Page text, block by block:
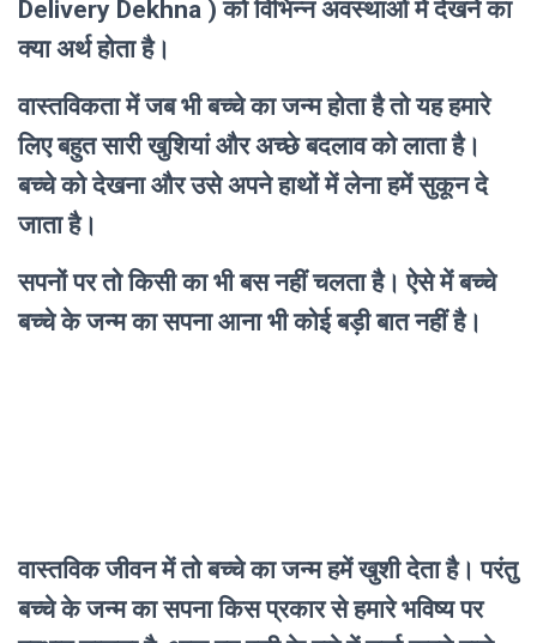
Delivery Dekhna ) को विभिन्न अवस्थाओं में देखने का
क्या अर्थ होता है।
वास्तविकता में जब भी बच्चे का जन्म होता है तो यह हमारे
लिए बहुत सारी खुशियां और अच्छे बदलाव को लाता है।
बच्चे को देखना और उसे अपने हाथों में लेना हमें सुकून दे
जाता है।
सपनों पर तो किसी का भी बस नहीं चलता है। ऐसे में बच्चे
बच्चे के जन्म का सपना आना भी कोई बड़ी बात नहीं है।
वास्तविक जीवन में तो बच्चे का जन्म हमें खुशी देता है। परंतु
बच्चे के जन्म का सपना किस प्रकार से हमारे भविष्य पर